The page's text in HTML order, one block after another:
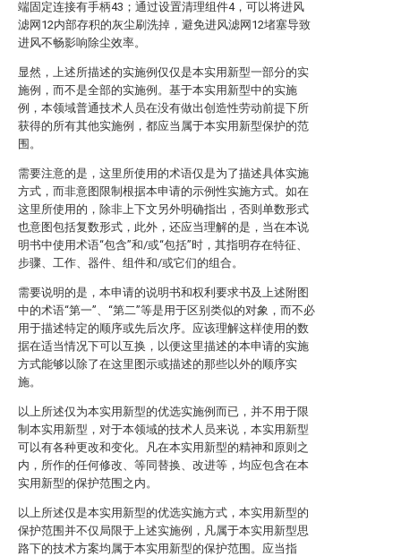
端固定连接有手柄43；通过设置清理组件4，可以将进风
滤网12内部存积的灰尘刷洗掉，避免进风滤网12堵塞导致
进风不畅影响除尘效率。
显然，上述所描述的实施例仅仅是本实用新型一部分的实
施例，而不是全部的实施例。基于本实用新型中的实施
例，本领域普通技术人员在没有做出创造性劳动前提下所
获得的所有其他实施例，都应当属于本实用新型保护的范
围。
需要注意的是，这里所使用的术语仅是为了描述具体实施
方式，而非意图限制根据本申请的示例性实施方式。如在
这里所使用的，除非上下文另外明确指出，否则单数形式
也意图包括复数形式，此外，还应当理解的是，当在本说
明书中使用术语“包含”和/或“包括”时，其指明存在特征、
步骤、工作、器件、组件和/或它们的组合。
需要说明的是，本申请的说明书和权利要求书及上述附图
中的术语“第一”、“第二”等是用于区别类似的对象，而不必
用于描述特定的顺序或先后次序。应该理解这样使用的数
据在适当情况下可以互换，以便这里描述的本申请的实施
方式能够以除了在这里图示或描述的那些以外的顺序实
施。
以上所述仅为本实用新型的优选实施例而已，并不用于限
制本实用新型，对于本领域的技术人员来说，本实用新型
可以有各种更改和变化。凡在本实用新型的精神和原则之
内，所作的任何修改、等同替换、改进等，均应包含在本
实用新型的保护范围之内。
以上所述仅是本实用新型的优选实施方式，本实用新型的
保护范围并不仅局限于上述实施例，凡属于本实用新型思
路下的技术方案均属于本实用新型的保护范围。应当指